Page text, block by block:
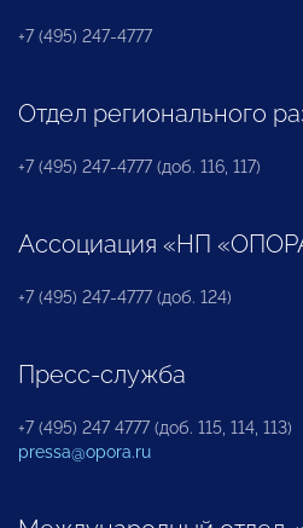
+7 (495) 247-4777
Отдел регионального
+7 (495) 247-4777 (доб. 116, 117)
Ассоциация «НП
+7 (495) 247-4777 (доб. 124)
Пресс-служба
+7 (495) 247 4777 (доб. 115, 114, 113)
pressa@opora.ru